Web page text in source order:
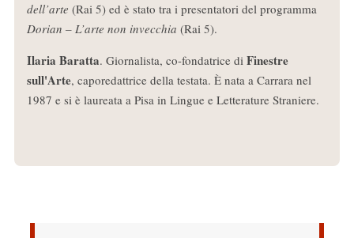
dell’arte (Rai 5) ed è stato tra i presentatori del programma
Dorian – L’arte non invecchia (Rai 5).
Ilaria Baratta. Giornalista, co-fondatrice di Finestre
sull'Arte, caporedattrice della testata. È nata a Carrara nel
1987 e si è laureata a Pisa in Lingue e Letterature Straniere.